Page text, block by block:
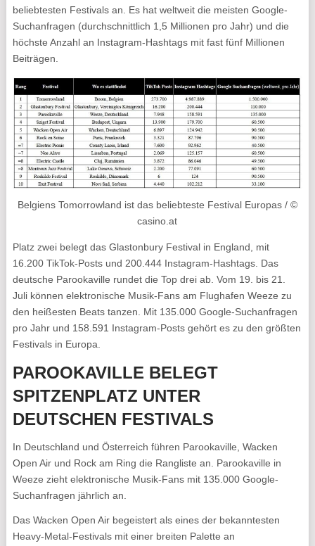
beliebtesten Festivals an. Es hat weltweit die meisten Google-
Suchanfragen (durchschnittlich 1,5 Millionen pro Jahr) und die
höchste Anzahl an Instagram-Hashtags mit fast fünf Millionen
Beiträgen.
Belgiens Tomorrowland ist das beliebteste Festival Europas / ©
casino.at
Platz zwei belegt das Glastonbury Festival in England, mit
16.200 TikTok-Posts und 200.444 Instagram-Hashtags. Das
deutsche Parookaville rundet die Top drei ab. Vom 19. bis 21.
Juli können elektronische Musik-Fans am Flughafen Weeze zu
den heißesten Beats tanzen. Mit 135.000 Google-Suchanfragen
pro Jahr und 158.591 Instagram-Posts gehört es zu den größten
Festivals in Europa.
PAROOKAVILLE BELEGT
SPITZENPLATZ UNTER
DEUTSCHEN FESTIVALS
In Deutschland und Österreich führen Parookaville, Wacken
Open Air und Rock am Ring die Rangliste an. Parookaville in
Weeze zieht elektronische Musik-Fans mit 135.000 Google-
Suchanfragen jährlich an.
Das Wacken Open Air begeistert als eines der bekanntesten
Heavy-Metal-Festivals mit einer breiten Palette an